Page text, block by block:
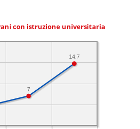
con istruzione universitaria
14.7
7